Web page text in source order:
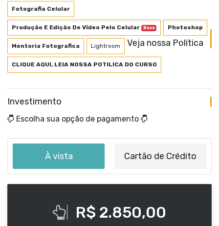
Fotografia Celular
Produção E Edição De Vídeo Pelo Celular Novo Photoshop
Mentoria Fotografica Lightroom Veja nossa Política
CLIQUE AQUI, LEIA NOSSA POTILICA DO CURSO
Investimento
Escolha sua opção de pagamento
À vista Cartão de Crédito
R$ 2.850,00